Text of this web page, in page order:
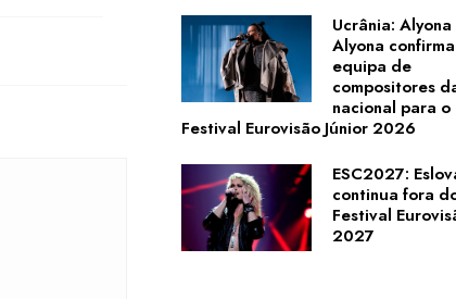
Ucrânia: Alyona
Alyona
equipa de
compositores
nacional para o
Festival Eurovisão Júnior 2026
ESC2027:
continua fora
Festival
2027